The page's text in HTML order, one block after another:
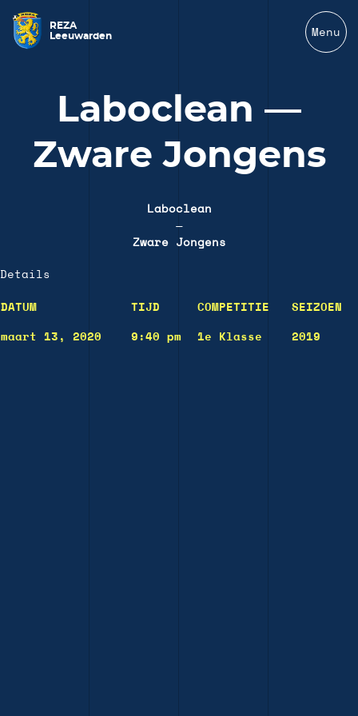
REZA
Leeuwarden
Menu
Laboclean —
Zware Jongens
Laboclean
—
Zware Jongens
Details
DATUM TIJD COMPETITIE SEIZOEN
maart 13, 2020 9:40 pm 1e Klasse 2019